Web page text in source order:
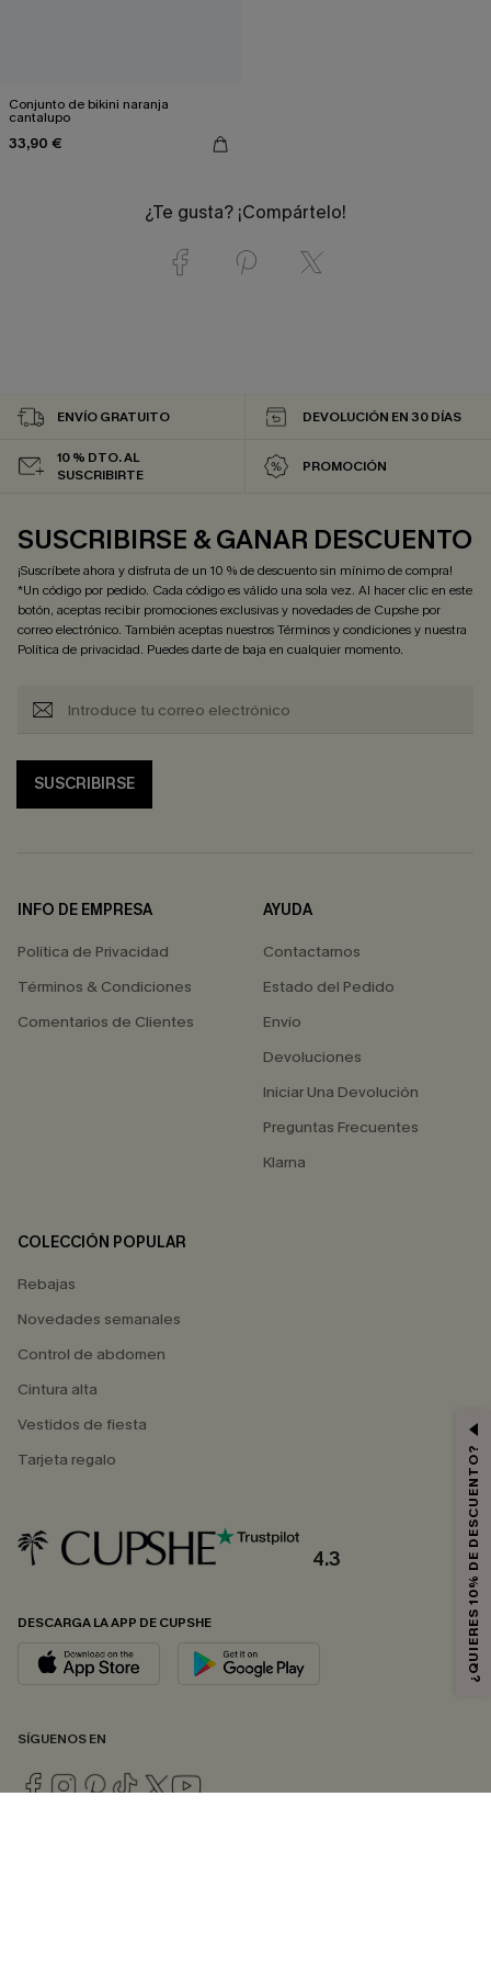
Conjunto de bikini naranja
cantalupo
33,90 €
¿Te gusta? ¡Compártelo!
ENVÍO GRATUITO DEVOLUCIÓN EN 30 DÍAS
10 % DTO. AL
SUSCRIBIRTE
PROMOCIÓN
SUSCRIBIRSE & GANAR DESCUENTO
¡Suscríbete ahora y disfruta de un 10 % de descuento sin mínimo de compra!
*Un código por pedido. Cada código es válido una sola vez. Al hacer clic en este
botón, aceptas recibir promociones exclusivas y novedades de Cupshe por
correo electrónico. También aceptas nuestrosTérminos y condicionesy nuestra
Política de privacidad. Puedes darte de baja en cualquier momento.
SUSCRIBIRSE
INFO DE EMPRESA
Política de Privacidad
Términos & Condiciones
Comentarios de Clientes
AYUDA
Contactarnos
Estado del Pedido
Envío
Devoluciones
Iniciar Una Devolución
Preguntas Frecuentes
Klarna
COLECCIÓN POPULAR
Rebajas
Novedades semanales
Control de abdomen
Cintura alta
Vestidos de fiesta
Tarjeta regalo
4.3
DESCARGA LA APP DE CUPSHE
SÍGUENOS EN
¿QUIERES 10% DE DESCUENTO?